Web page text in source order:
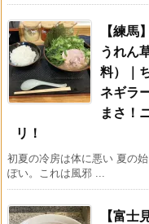
【練馬
うれん
料）｜
ネギラ
まさ！
リ！
初夏の冷房は体に悪い 夏の
ぽい。これは風邪 ...
【富士